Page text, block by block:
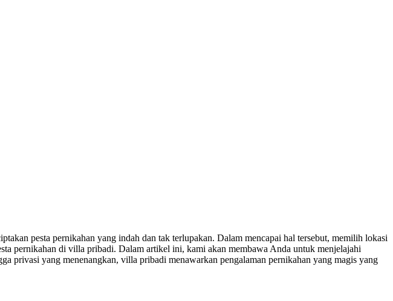
pesta pernikahan yang indah dan tak terlupakan. Dalam mencapai hal tersebut, memilih lokasi
pernikahan di villa pribadi. Dalam artikel ini, kami akan membawa Anda untuk menjelajahi
privasi yang menenangkan, villa pribadi menawarkan pengalaman pernikahan yang magis yang